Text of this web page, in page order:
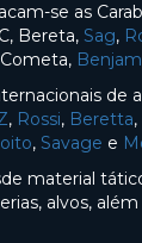
se as
Bereta, Sag,
de
, Rossi, Beretta
, Savage e
material
alvos,